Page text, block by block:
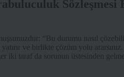
Sözleşmesi
“Bu durumu nasıl
ve birlikte çözüm yolu
iki taraf da sorunun üstesinden